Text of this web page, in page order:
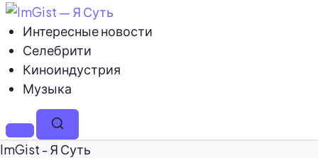
Интересные новости
Селебрити
Киноиндустрия
Музыка
МенюПоиск
ImGist - Я Суть